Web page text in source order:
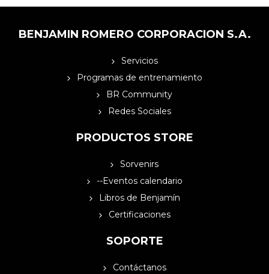
BENJAMIN ROMERO CORPORACION S.A.
Servicios
Programas de entrenamiento
BR Community
Redes Sociales
PRODUCTOS STORE
Sorvenirs
--Eventos calendario
Libros de Benjamín
Certificaciones
SOPORTE
Contáctanos